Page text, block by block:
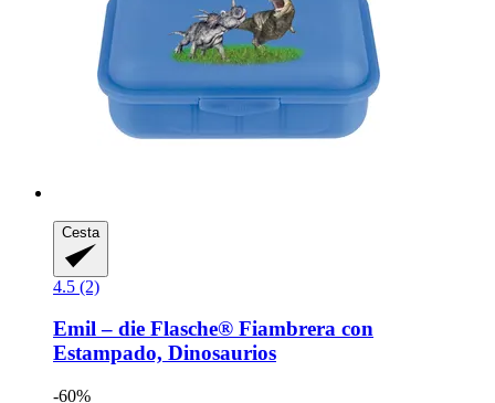
Cesta
4.5 (2)
Emil – die Flasche® Fiambrera con
Estampado, Dinosaurios
-60%